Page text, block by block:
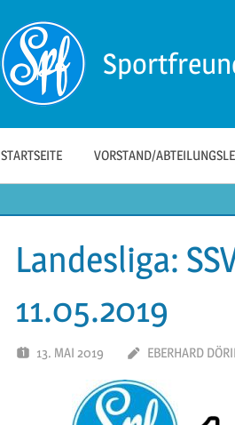
Die
offizielle
Sportfreunde
STARTSEITE VORSTAND/
Landesliga:
11.05.2019
13. MAI 2019 EBERHARD